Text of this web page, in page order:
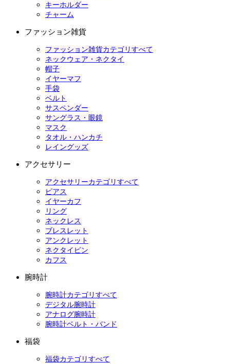
キーホルダー
チャーム
ファッション雑貨
ファッション雑貨カテゴリすべて
ネックウェア・ネクタイ
帽子
イヤーマフ
手袋
ベルト
サスペンダー
サングラス・眼鏡
マスク
タオル・ハンカチ
レイングッズ
アクセサリー
アクセサリーカテゴリすべて
ピアス
イヤーカフ
リング
ネックレス
ブレスレット
アンクレット
ネクタイピン
カフス
腕時計
腕時計カテゴリすべて
デジタル腕時計
アナログ腕時計
腕時計ベルト・バンド
福袋
福袋カテゴリすべて